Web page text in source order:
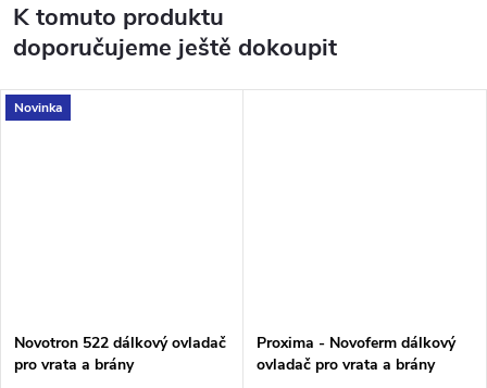
K tomuto produktu
doporučujeme ještě dokoupit
Novinka
Novotron 522 dálkový ovladač
pro vrata a brány
Proxima - Novoferm dálkový
ovladač pro vrata a brány